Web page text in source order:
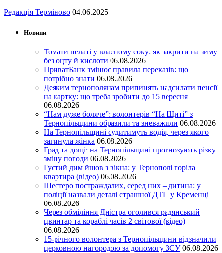
Редакція Терміново 04.06.2025
Новини
Томати пелаті у власному соку: як закрити на зиму
без оцту й кислоти 06.08.2026
ПриватБанк змінює правила переказів: що
потрібно знати 06.08.2026
Деяким тернополянам припинять надсилати пенсії
на картку: що треба зробити до 15 вересня
06.08.2026
“Нам дуже боляче”: волонтерів “На Щиті” з
Тернопільщини образили та зневажили 06.08.2026
На Тернопільщині судитимуть водія, через якого
загинула жінка 06.08.2026
Град та дощі: на Тернопільщині прогнозують різку
зміну погоди 06.08.2026
Густий дим йшов з вікна: у Тернополі горіла
квартира (відео) 06.08.2026
Шестеро постраждалих, серед них – дитина: у
поліції назвали деталі страшної ДТП у Кременці
06.08.2026
Через обміління Дністра оголився радянський
цвинтар та кораблі часів 2 світової (відео)
06.08.2026
15-річного волонтера з Тернопільщини відзначили
церковною нагородою за допомогу ЗСУ 06.08.2026